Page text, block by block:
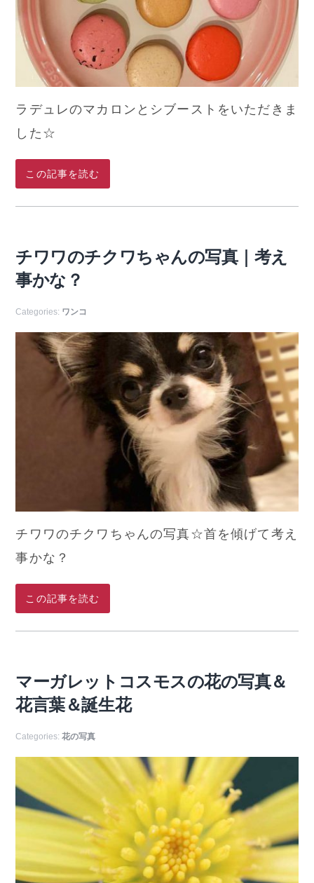
ラデュレのマカロンとシブーストをいただきま
した☆
この記事を読む
チワワのチクワちゃんの写真｜考え
事かな？
Categories: ワンコ
チワワのチクワちゃんの写真☆首を傾げて考え
事かな？
この記事を読む
マーガレットコスモスの花の写真＆
花言葉＆誕生花
Categories:花の写真